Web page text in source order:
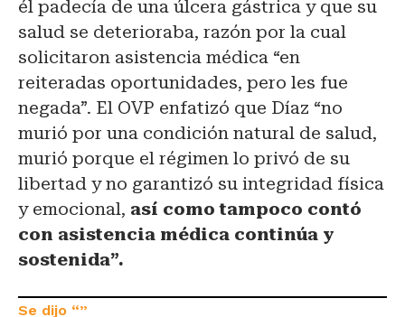
él padecía de una úlcera gástrica y que su
salud se deterioraba, razón por la cual
solicitaron asistencia médica “en
reiteradas oportunidades, pero les fue
negada”. El OVP enfatizó que Díaz “no
murió por una condición natural de salud,
murió porque el régimen lo privó de su
libertad y no garantizó su integridad física
y emocional, así como tampoco contó
con asistencia médica continúa y
sostenida”.